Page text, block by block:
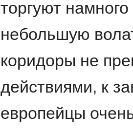
торгуют
небольшую
коридоры не
действиями, к
европейцы